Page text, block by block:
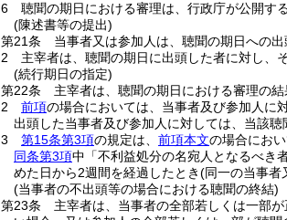
6
聴聞の期日における審理は、行政庁が公開す
(陳述書等の提出)
第21条
当事者又は参加人は、聴聞の期日への
2
主宰者は、聴聞の期日に出頭した者に対し、
(続行期日の指定)
第22条
主宰者は、聴聞の期日における審理の
2
前項の場合においては、当事者及び参加人に
出頭した当事者及び参加人に対しては、当該
3
第15条第3項の規定は、 前項本文の場合にお
同条第3項中「不利益処分の名宛人となるべき
めた日から2週間を経過したとき(同一の当事者
(当事者の不出頭等の場合における聴聞の終結)
第23条
主宰者は、当事者の全部若しくは一部